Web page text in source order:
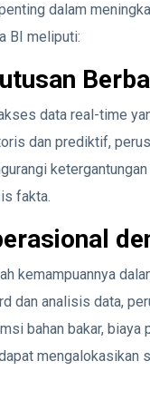
dalam
BI meliputi:
data real-time
dan prediktif,
fakta.
kemampuannya
dan analisis data,
bahan bakar, biaya